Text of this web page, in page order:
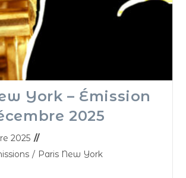
York – Émission
2025
2025
/ Paris New York